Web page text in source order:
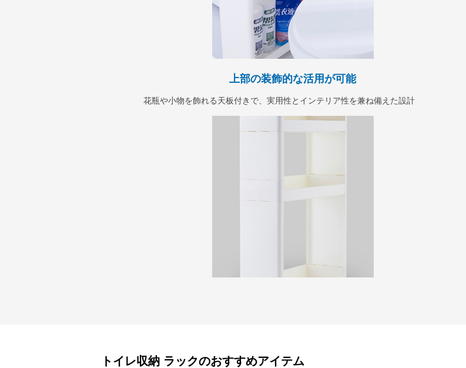
上部の装飾的な活用が可能
花瓶や小物を飾れる天板付きで、実用性とインテリア性を兼ね備えた設計
トイレ収納 ラックのおすすめアイテム